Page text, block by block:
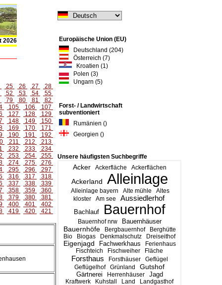
2026
Europäische Union (EU)
Deutschland (204)
Österreich (7)
Kroatien (1)
Polen (3)
Ungarn (5)
Forst- / Landwirtschaft
subventioniert
Rumänien ()
Georgien ()
Unsere häufigsten Suchbegriffe
Acker Ackerfläche Ackerflächen
Ackerland Alleinlage
Alleinlage bayern Alte mühle
Altes
kloster
Am see Aussiedlerhof
Bachlauf Bauernhof
Bauernhof nrw Bauernhäuser
Bauernhöfe Bergbauernhof
Berghütte
Bio
Biogas Denkmalschutz Dreiseithof
Eigenjagd Fachwerkhaus
Ferienhaus
Fischteich
Fischweiher Fläche
Forsthaus Forsthäuser
Geflügel
Geflügelhof
Grünland
Gutshof
Gärtnerei
Herrenhäuser Jagd
Kraftwerk Kuhstall Land Landgasthof
25 26 27
28
52 53 54
55
79 80 81
82
105 106
107
127 128
129
148 149
150
169 170
171
190 191
192
211 212
213
232 233
234
253 254
255
274 275
276
295 296
297
316 317
318
337 338
339
358 359
360
379 380
381
400 401
402
419 420 421